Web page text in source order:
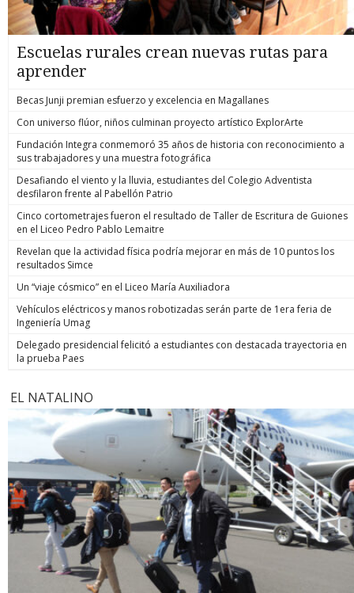
Escuelas rurales crean nuevas rutas para
aprender
Becas Junji premian esfuerzo y excelencia en Magallanes
Con universo flúor, niños culminan proyecto artístico ExplorArte
Fundación Integra conmemoró 35 años de historia con reconocimiento a
sus trabajadores y una muestra fotográfica
Desafiando el viento y la lluvia, estudiantes del Colegio Adventista
desfilaron frente al Pabellón Patrio
Cinco cortometrajes fueron el resultado de Taller de Escritura de Guiones
en el Liceo Pedro Pablo Lemaitre
Revelan que la actividad física podría mejorar en más de 10 puntos los
resultados Simce
Un “viaje cósmico” en el Liceo María Auxiliadora
Vehículos eléctricos y manos robotizadas serán parte de 1era feria de
Ingeniería Umag
Delegado presidencial felicitó a estudiantes con destacada trayectoria en
la prueba Paes
EL NATALINO